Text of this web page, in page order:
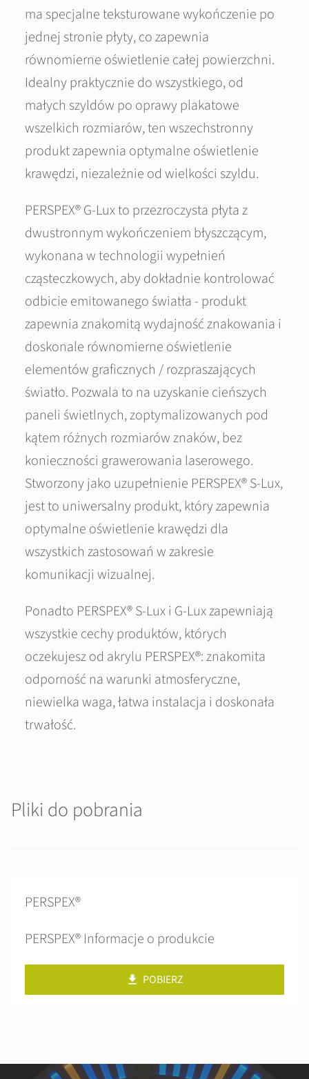
ma specjalne teksturowane wykończenie po
jednej stronie płyty, co zapewnia
równomierne oświetlenie całej powierzchni.
Idealny praktycznie do wszystkiego, od
małych szyldów po oprawy plakatowe
wszelkich rozmiarów, ten wszechstronny
produkt zapewnia optymalne oświetlenie
krawędzi, niezależnie od wielkości szyldu.
PERSPEX® G-Lux to przezroczysta płyta z
dwustronnym wykończeniem błyszczącym,
wykonana w technologii wypełnień
cząsteczkowych, aby dokładnie kontrolować
odbicie emitowanego światła - produkt
zapewnia znakomitą wydajność znakowania i
doskonale równomierne oświetlenie
elementów graficznych / rozpraszających
światło. Pozwala to na uzyskanie cieńszych
paneli świetlnych, zoptymalizowanych pod
kątem różnych rozmiarów znaków, bez
konieczności grawerowania laserowego.
Stworzony jako uzupełnienie PERSPEX® S-Lux,
jest to uniwersalny produkt, który zapewnia
optymalne oświetlenie krawędzi dla
wszystkich zastosowań w zakresie
komunikacji wizualnej.
Ponadto PERSPEX® S-Lux i G-Lux zapewniają
wszystkie cechy produktów, których
oczekujesz od akrylu PERSPEX®: znakomita
odporność na warunki atmosferyczne,
niewielka waga, łatwa instalacja i doskonała
trwałość.
Pliki do pobrania
PERSPEX®
PERSPEX® Informacje o produkcie
POBIERZ